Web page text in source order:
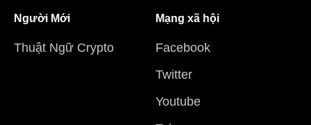
Người Mới
Thuật Ngữ Crypto
Mạng xã hội
Facebook
Twitter
Youtube